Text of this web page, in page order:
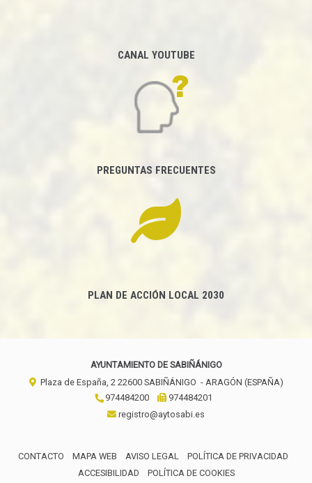
CANAL YOUTUBE
PREGUNTAS FRECUENTES
PLAN DE ACCIÓN LOCAL 2030
AYUNTAMIENTO DE SABIÑÁNIGO
Plaza de España, 2 22600 SABIÑÁNIGO - ARAGÓN (ESPAÑA)
974484200
974484201
registro@aytosabi.es
CONTACTO MAPA WEB AVISO LEGAL
POLÍTICA DE PRIVACIDAD
ACCESIBILIDAD
POLÍTICA DE COOKIES